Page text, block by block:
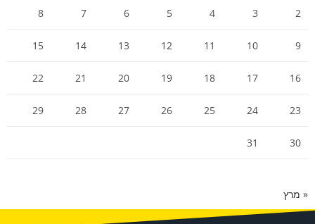
2
3
4
5
6
7
8
9
10
11
12
13
14
15
16
17
18
19
20
21
22
23
24
25
26
27
28
29
30
31
« מרץ